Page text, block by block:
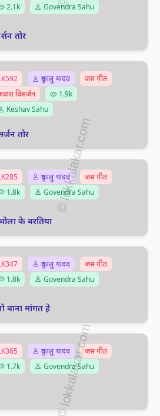
2.1k Govendra Sahu
तोर
दुकालु यादव
जस गीत
विसर्जन
1.9k
Keshav Sahu
तोर
दुकालु यादव
जस गीत
1.8k
Govendra Sahu
के बरतिया
दुकालु यादव
जस गीत
1.8k
Govendra Sahu
बाना मांगत हे
दुकालु यादव
जस गीत
1.7k
Govendra Sahu